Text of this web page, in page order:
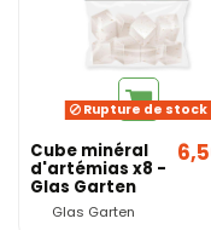
Rupture de stock
Cube minéral
d'artémias x8 -
Glas Garten
Glas Garten